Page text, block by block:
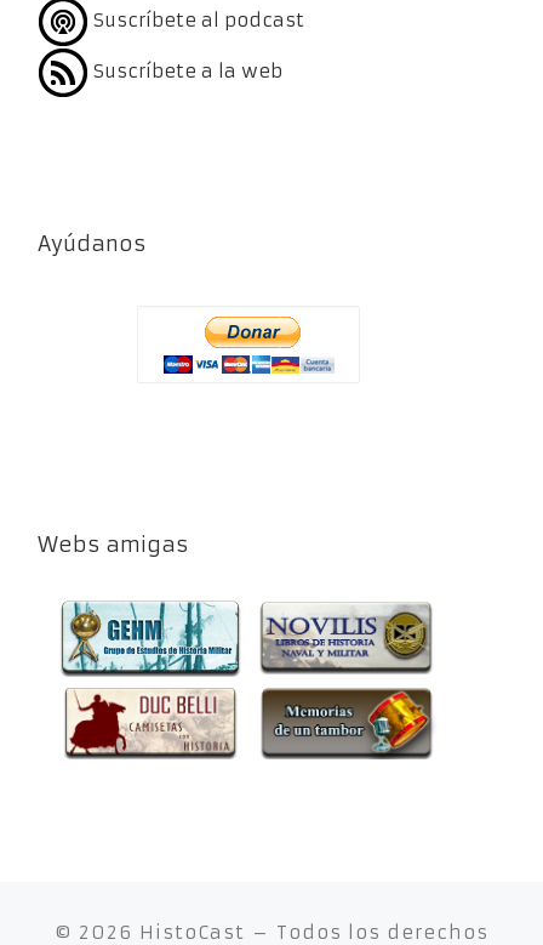
Suscríbete al podcast
Suscríbete a la web
Ayúdanos
Webs amigas
© 2026 HistoCast – Todos los derechos